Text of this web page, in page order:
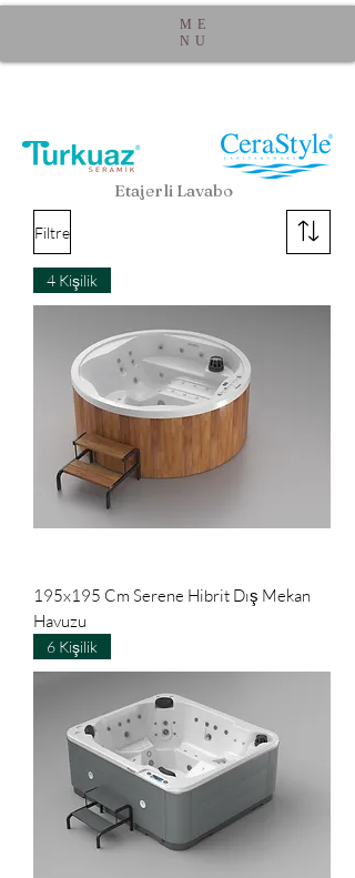
ME
NU
Etajerli Lavabo
Filtre
4 Kişilik
195x195 Cm Serene Hibrit Dış Mekan
Havuzu
6 Kişilik